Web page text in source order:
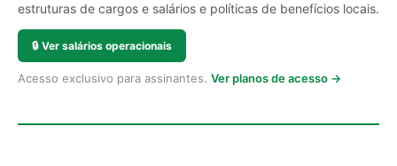
estruturas de cargos e salários e políticas de benefícios locais.
🔒 Ver salários operacionais
Acesso exclusivo para assinantes. Ver planos de acesso →